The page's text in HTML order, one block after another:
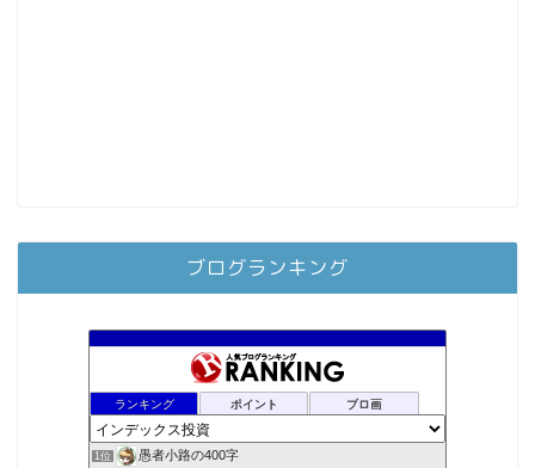
ブログランキング
ランキング ポイント ブロ画
1位 愚者小路の400字